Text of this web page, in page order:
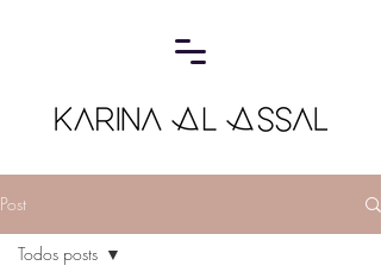
Post
Todos posts